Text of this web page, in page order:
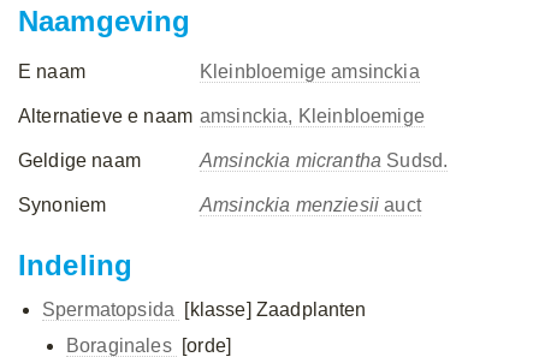
Naamgeving
E naam Kleinbloemige amsinckia
Alternatieve e naam amsinckia, Kleinbloemige
Geldige naam Amsinckia micrantha Sudsd.
Synoniem Amsinckia menziesii auct
Indeling
Spermatopsida [klasse] Zaadplanten
Boraginales [orde]